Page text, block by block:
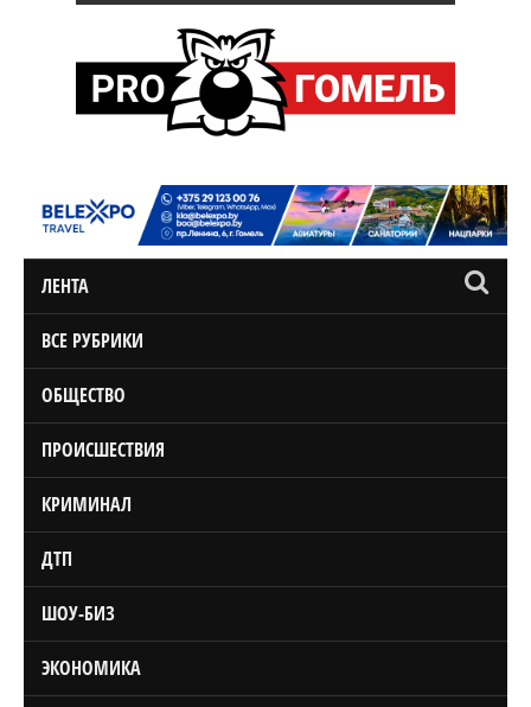
ЛЕНТА
ВСЕ РУБРИКИ
ОБЩЕСТВО
ПРОИСШЕСТВИЯ
КРИМИНАЛ
ДТП
ШОУ-БИЗ
ЭКОНОМИКА